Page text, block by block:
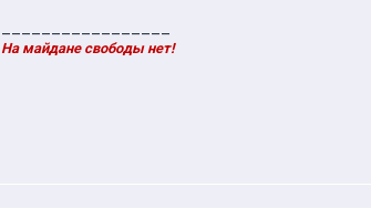
На майдане свободы нет!